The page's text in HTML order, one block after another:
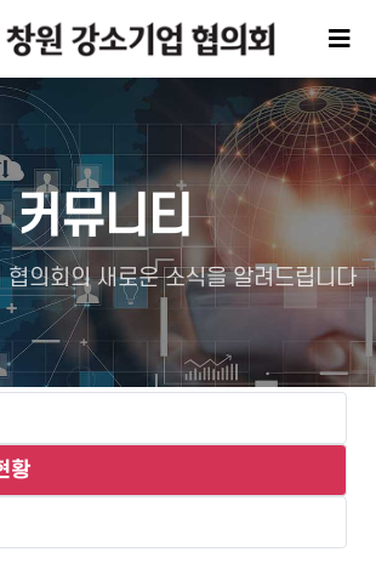
커뮤니티
협의회의 새로운 소식을 알려드립니다
황